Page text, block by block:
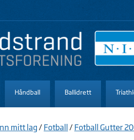
Håndball Ballidrett
mitt lag / Fotball / Fotball Gutter